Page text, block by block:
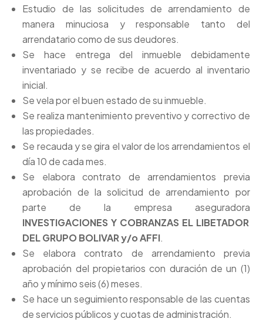
Estudio de las solicitudes de arrendamiento de
manera minuciosa y responsable tanto del
arrendatario como de sus deudores.
Se hace entrega del inmueble debidamente
inventariado y se recibe de acuerdo al inventario
inicial.
Se vela por el buen estado de su inmueble.
Se realiza mantenimiento preventivo y correctivo de
las propiedades.
Se recauda y se gira el valor de los arrendamientos el
día 10 de cada mes.
Se elabora contrato de arrendamientos previa
aprobación de la solicitud de arrendamiento por
parte de la empresa aseguradora
INVESTIGACIONES Y COBRANZAS EL LIBETADOR
DEL GRUPO BOLIVAR y/o AFFI.
Se elabora contrato de arrendamiento previa
aprobación del propietarios con duración de un (1)
año y mínimo seis (6) meses.
Se hace un seguimiento responsable de las cuentas
de servicios públicos y cuotas de administración.